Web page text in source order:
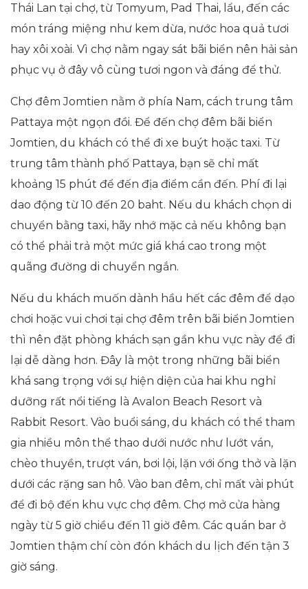
Thái Lan tại chợ, từ Tomyum, Pad Thai, lẩu, đến các
món tráng miệng như kem dừa, nước hoa quả tươi
hay xôi xoài. Vì chợ nằm ngay sát bãi biển nên hải sản
phục vụ ở đây vô cùng tươi ngon và đáng để thử.
Chợ đêm Jomtien nằm ở phía Nam, cách trung tâm
Pattaya một ngọn đồi. Để đến chợ đêm bãi biển
Jomtien, du khách có thể đi xe buýt hoặc taxi. Từ
trung tâm thành phố Pattaya, bạn sẽ chỉ mất
khoảng 15 phút để đến địa điểm cần đến. Phí đi lại
dao động từ 10 đến 20 baht. Nếu du khách chọn di
chuyển bằng taxi, hãy nhớ mặc cả nếu không bạn
có thể phải trả một mức giá khá cao trong một
quãng đường di chuyển ngắn.
Nếu du khách muốn dành hầu hết các đêm để dạo
chơi hoặc vui chơi tại chợ đêm trên bãi biển Jomtien
thì nên đặt phòng khách sạn gần khu vực này để đi
lại dễ dàng hơn. Đây là một trong những bãi biển
khá sang trọng với sự hiện diện của hai khu nghỉ
dưỡng rất nổi tiếng là Avalon Beach Resort và
Rabbit Resort. Vào buổi sáng, du khách có thể tham
gia nhiều môn thể thao dưới nước như lướt ván,
chèo thuyền, trượt ván, bơi lội, lặn với ống thở và lặn
dưới các rặng san hô. Vào ban đêm, chỉ mất vài phút
để đi bộ đến khu vực chợ đêm. Chợ mở cửa hàng
ngày từ 5 giờ chiều đến 11 giờ đêm. Các quán bar ở
Jomtien thậm chí còn đón khách du lịch đến tận 3
giờ sáng.